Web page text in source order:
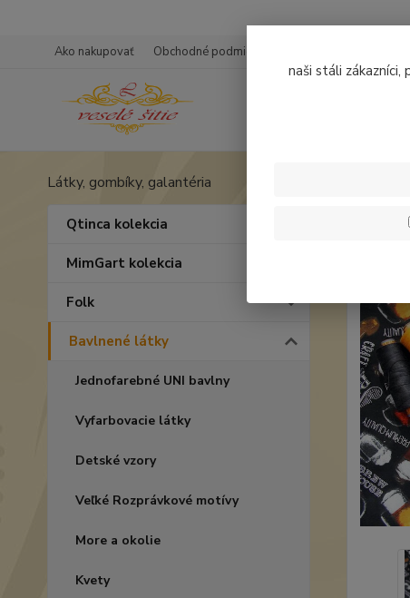
Ako nakupovať Obchodné podmienky
Látky, gombíky, galantéria
Qtinca kolekcia
MimGart kolekcia
Folk
Bavlnené látky
Jednofarebné UNI bavlny
Vyfarbovacie látky
Detské vzory
Veľké Rozprávkové motívy
More a okolie
Kvety
naši stáli zákazníci,